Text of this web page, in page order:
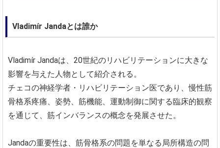
Vladimír Jandaとは誰か
Vladimír Jandaは、20世紀のリハビリテーションに大きな
影響を与えた人物として紹介される。
チェコの神経学者・リハビリテーション医であり、慢性筋
骨格系疼痛、姿勢、筋機能、運動制御に関する臨床的観察
を通じて、筋インバランスの概念を発展させた。
Jandaの重要性は、筋骨格系の問題を単なる局所構造の問